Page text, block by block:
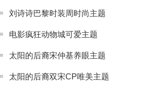
刘诗诗巴黎时装周时尚主题
电影疯狂动物城可爱主题
太阳的后裔宋仲基养眼主题
太阳的后裔双宋CP唯美主题